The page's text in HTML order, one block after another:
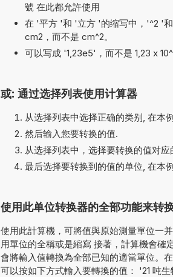
號 在此都允許使用
在 '平方 '和 '立方 '的缩写中，'^2 '
cm2，而不是 cm^2。
可以写成 '1,23e5'，而不是 1,23 x
或: 通过选择列表使用计算器
从选择列表中选择正确的类别, 在本
然后输入您要转换的值.
从选择列表中，选择要转换的值对
最后选择要转换到的值的单位, 在本
使用此单位转换器的全部功能来转
使用此計算機，可將值與原始測量單位一
用單位的全稱或是縮寫 接著，計算機會
會將輸入值轉換為全部已知的適當單位。
可以按如下方式輸入要轉換的值： '21 吨